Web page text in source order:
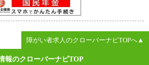
障がい者求人のクローバーナビTOPへ▲
報のクローバーナビTOP